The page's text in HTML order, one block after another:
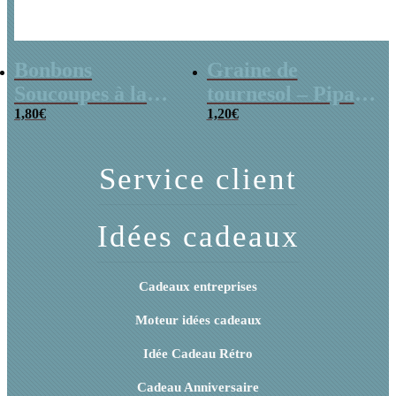
Bonbons
Soucoupes à la
poudre (x20)
1,80€
Graine de
tournesol – Pipas
x 3
1,20€
Service client
Idées cadeaux
Cadeaux entreprises
Moteur idées cadeaux
Idée Cadeau Rétro
Cadeau Anniversaire